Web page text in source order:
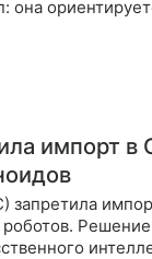
импорт
запретила